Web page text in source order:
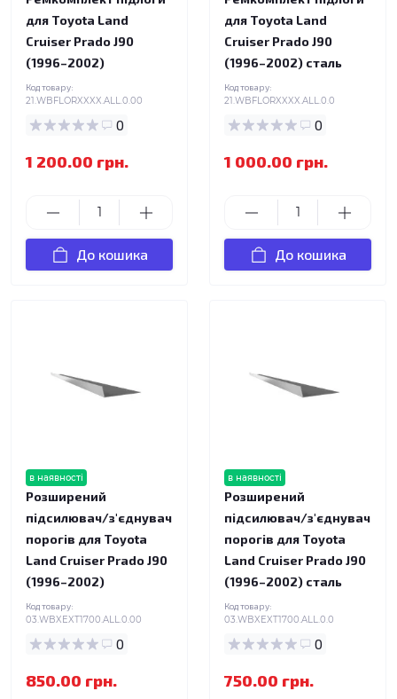
для Toyota Land
Cruiser Prado J90
(1996–2002)
Код товару:
21.WBFLORXXXX.ALL.0.00
0
1 200.00 грн.
До кошика
для Toyota Land
Cruiser Prado J90
(1996–2002) сталь
Код товару:
21.WBFLORXXXX.ALL.0.0
0
1 000.00 грн.
До кошика
в наявності
Розширений
підсилювач/з'єднувач
порогів для Toyota
Land Cruiser Prado J90
(1996–2002)
Код товару:
03.WBXEXT1700.ALL.0.00
0
850.00 грн.
в наявності
Розширений
підсилювач/з'єднувач
порогів для Toyota
Land Cruiser Prado J90
(1996–2002) сталь
Код товару:
03.WBXEXT1700.ALL.0.0
0
750.00 грн.